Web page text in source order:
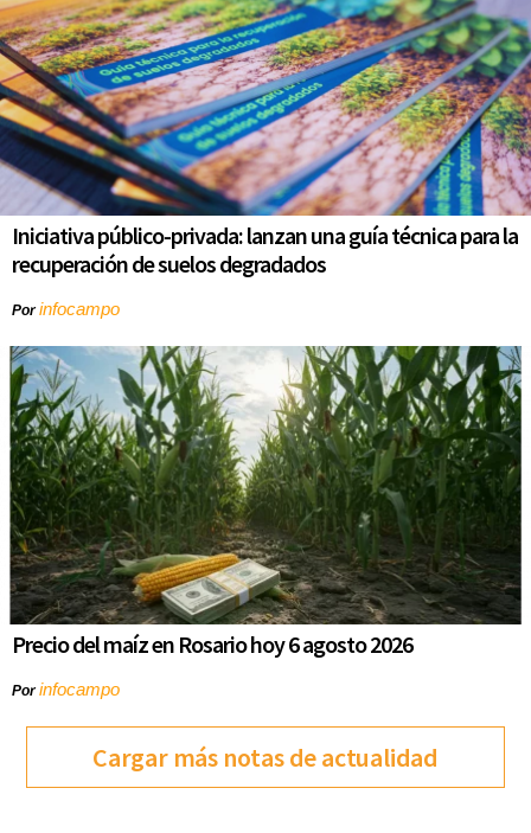
Iniciativa público-privada: lanzan una guía técnica para la
recuperación de suelos degradados
Porinfocampo
Precio del maíz en Rosario hoy 6 agosto 2026
Porinfocampo
Cargar más notas de actualidad